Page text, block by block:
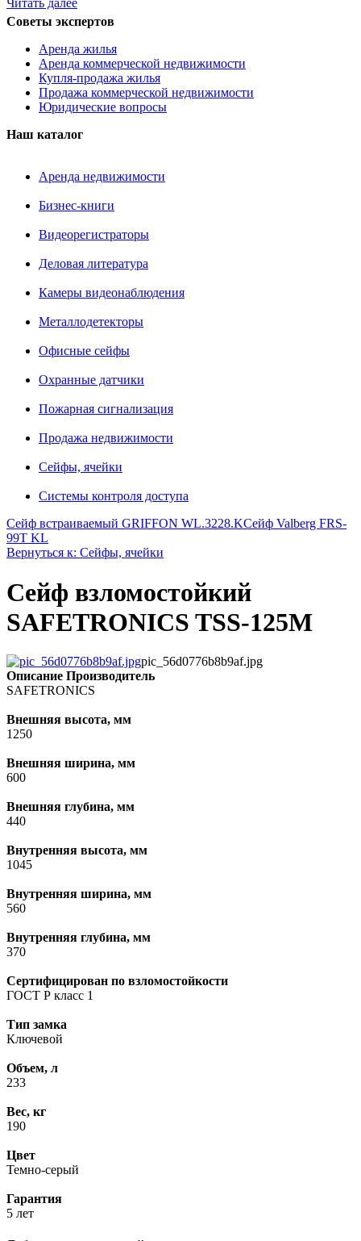
Читать далее
Советы экспертов
Аренда жилья
Аренда коммерческой недвижимости
Купля-продажа жилья
Продажа коммерческой недвижимости
Юридические вопросы
Наш каталог
Аренда недвижимости
Бизнес-книги
Видеорегистраторы
Деловая литература
Камеры видеонаблюдения
Металлодетекторы
Офисные сейфы
Охранные датчики
Пожарная сигнализация
Продажа недвижимости
Сейфы, ячейки
Системы контроля доступа
Сейф встраиваемый GRIFFON WL.3228.KСейф Valberg FRS-
99T KL
Вернуться к: Сейфы, ячейки
Сейф взломостойкий
SAFETRONICS TSS-125M
pic_56d0776b8b9af.jpg
Описание Производитель
SAFETRONICS
Внешняя высота, мм
1250
Внешняя ширина, мм
600
Внешняя глубина, мм
440
Внутренняя высота, мм
1045
Внутренняя ширина, мм
560
Внутренняя глубина, мм
370
Сертифицирован по взломостойкости
ГОСТ Р класс 1
Тип замка
Ключевой
Объем, л
233
Вес, кг
190
Цвет
Темно-серый
Гарантия
5 лет